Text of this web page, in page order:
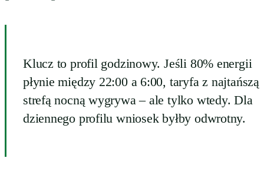
Klucz to profil godzinowy. Jeśli 80% energii
płynie między 22:00 a 6:00, taryfa z najtańszą
strefą nocną wygrywa – ale tylko wtedy. Dla
dziennego profilu wniosek byłby odwrotny.